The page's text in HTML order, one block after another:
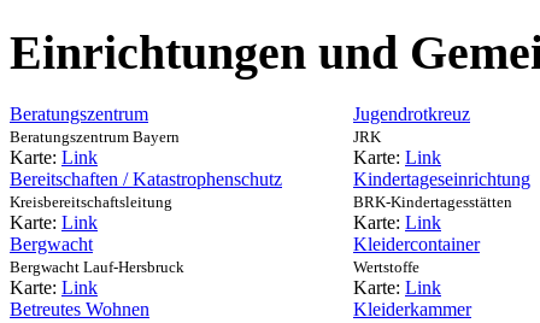
Einrichtungen und
Beratungszentrum
Beratungszentrum Bayern
Karte: Link
Jugendrotkreuz
JRK
Karte: Link
Bereitschaften / Katastrophenschutz
Kreisbereitschaftsleitung
Karte: Link
Kindertageseinrichtung
BRK-Kindertagesstätten
Karte: Link
Bergwacht
Bergwacht Lauf-Hersbruck
Karte: Link
Kleidercontainer
Wertstoffe
Karte: Link
Betreutes Wohnen
Kleiderkammer